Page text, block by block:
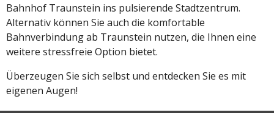
Bahnhof Traunstein ins pulsierende Stadtzentrum.
Alternativ können Sie auch die komfortable
Bahnverbindung ab Traunstein nutzen, die Ihnen eine
weitere stressfreie Option bietet.
Überzeugen Sie sich selbst und entdecken Sie es mit
eigenen Augen!